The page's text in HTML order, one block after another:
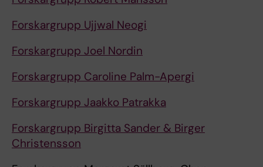
Forskargrupp Ujjwal Neogi
Forskargrupp Joel Nordin
Forskargrupp Caroline Palm-Apergi
Forskargrupp Jaakko Patrakka
Forskargrupp Birgitta Sander & Birger
Christensson